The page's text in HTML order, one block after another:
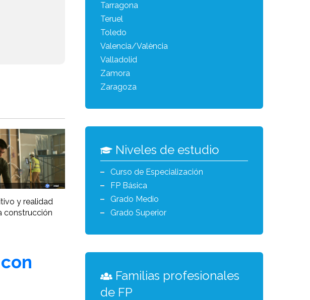
y realidad
construcción
Tarragona
Teruel
Toledo
Valencia/València
Valladolid
Zamora
Zaragoza
Niveles de estudio
Curso de Especialización
FP Básica
Grado Medio
Grado Superior
Familias profesionales
de FP